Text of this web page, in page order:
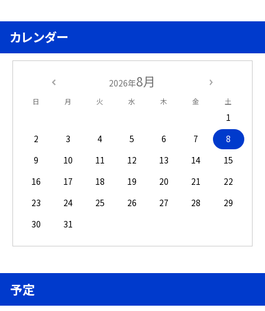
カレンダー
2026年8月
日 月 火 水 木 金 土
1
2
3 4 5 6 7
8
9
10 11 12 13 14
15
16
17 18 19 20 21
22
23
24 25 26 27 28
29
30
31
予定